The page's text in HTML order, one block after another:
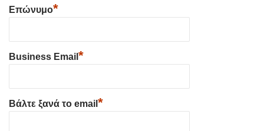
Επώνυμο*
Business Email *
Βάλτε ξανά το email *